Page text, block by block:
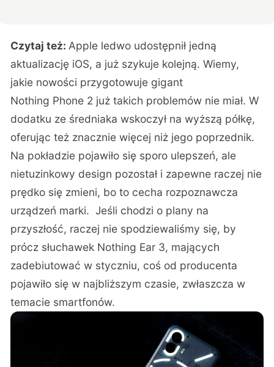
Czytaj też: Apple ledwo udostępnił jedną
aktualizację iOS, a już szykuje kolejną. Wiemy,
jakie nowości przygotowuje gigant
Nothing Phone 2 już takich problemów nie miał. W
dodatku ze średniaka wskoczył na wyższą półkę,
oferując też znacznie więcej niż jego poprzednik.
Na pokładzie pojawiło się sporo ulepszeń, ale
nietuzinkowy design pozostał i zapewne raczej nie
prędko się zmieni, bo to cecha rozpoznawcza
urządzeń marki. Jeśli chodzi o plany na
przyszłość, raczej nie spodziewaliśmy się, by
prócz słuchawek Nothing Ear 3, mających
zadebiutować w styczniu, coś od producenta
pojawiło się w najbliższym czasie, zwłaszcza w
temacie smartfonów.